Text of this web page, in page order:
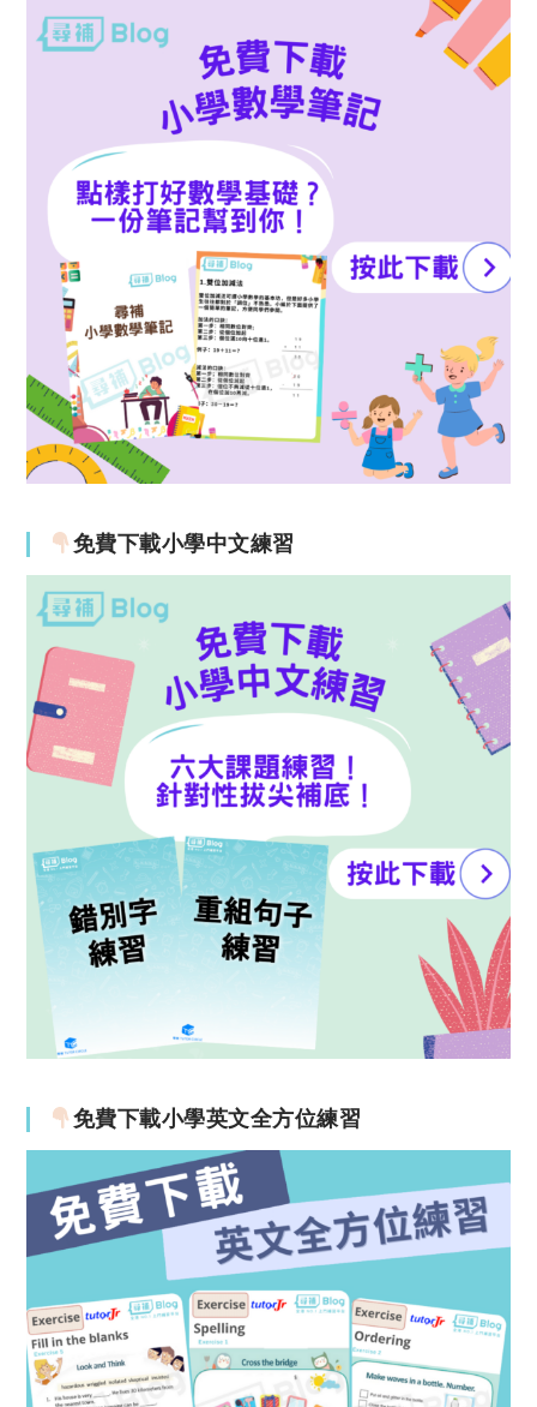
免費下載小學中文練習
免費下載小學英文全方位練習